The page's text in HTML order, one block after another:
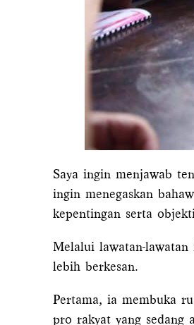
Saya ingin menjawab
ingin menegaskan
kepentingan serta
Melalui lawatan-
lebih berkesan.
Pertama, ia membuka
pro rakyat yang sedang